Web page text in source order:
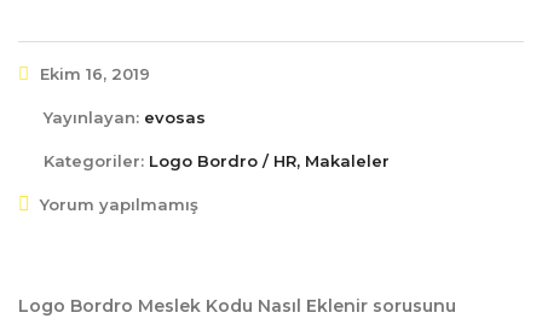
Ekim 16, 2019
Yayınlayan: evosas
Kategoriler: Logo Bordro / HR, Makaleler
Yorum yapılmamış
Logo Bordro Meslek Kodu Nasıl Eklenir sorusunu